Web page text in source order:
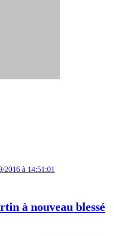
2016 à 14:51:01
à nouveau blessé